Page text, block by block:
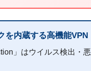
を内蔵する高機能VPN
」はウイルス検出・